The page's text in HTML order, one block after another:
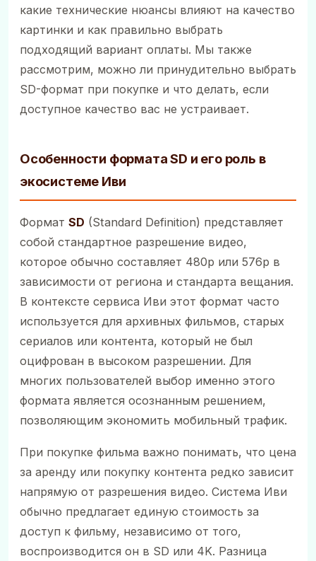
какие технические нюансы влияют на качество
картинки и как правильно выбрать
подходящий вариант оплаты. Мы также
рассмотрим, можно ли принудительно выбрать
SD-формат при покупке и что делать, если
доступное качество вас не устраивает.
Особенности формата SD и его роль в
экосистеме Иви
Формат SD (Standard Definition) представляет
собой стандартное разрешение видео,
которое обычно составляет 480p или 576p в
зависимости от региона и стандарта вещания.
В контексте сервиса Иви этот формат часто
используется для архивных фильмов, старых
сериалов или контента, который не был
оцифрован в высоком разрешении. Для
многих пользователей выбор именно этого
формата является осознанным решением,
позволяющим экономить мобильный трафик.
При покупке фильма важно понимать, что цена
за аренду или покупку контента редко зависит
напрямую от разрешения видео. Система Иви
обычно предлагает единую стоимость за
доступ к фильму, независимо от того,
воспроизводится он в SD или 4K. Разница